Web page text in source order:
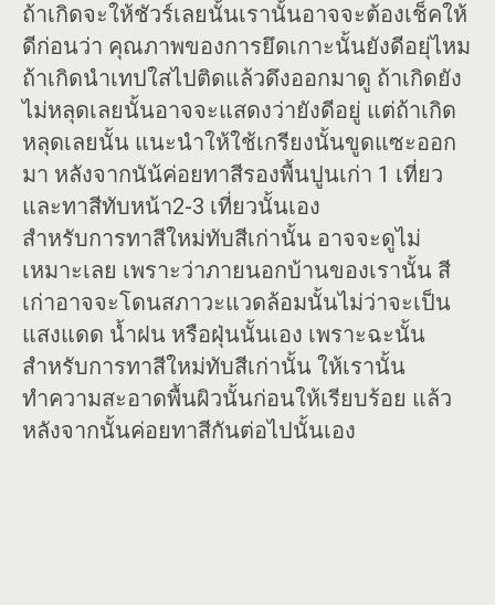
ถ้าเกิดจะให้ชัวร์เลยนั้นเรานั้นอาจจะต้องเช็คให้
ดีก่อนว่า คุณภาพของการยึดเกาะนั้นยังดีอยุ่ไหม
ถ้าเกิดนำเทปใสไปติดแล้วดึงออกมาดู ถ้าเกิดยัง
ไม่หลุดเลยนั้นอาจจะแสดงว่ายังดีอยู่ แต่ถ้าเกิด
หลุดเลยนั้น แนะนำให้ใช้เกรียงนั้นขูดแซะออก
มา หลังจากนัน้ค่อยทาสีรองพื้นปูนเก่า 1 เที่ยว
และทาสีทับหน้า2-3 เที่ยวนั้นเอง
สำหรับการทาสีใหม่ทับสีเก่านั้น อาจจะดูไม่
เหมาะเลย เพราะว่าภายนอกบ้านของเรานั้น สี
เก่าอาจจะโดนสภาวะแวดล้อมนั้นไม่ว่าจะเป็น
แสงแดด น้ำฝน หรือฝุ่นนั้นเอง เพราะฉะนั้น
สำหรับการทาสีใหม่ทับสีเก่านั้น ให้เรานั้น
ทำความสะอาดพื้นผิวนั้นก่อนให้เรียบร้อย แล้ว
หลังจากนั้นค่อยทาสีกันต่อไปนั้นเอง